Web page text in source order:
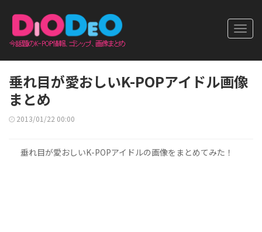
垂れ目が愛おしいK-POPアイドル画像
まとめ
2013/01/22 00:00
垂れ目が愛おしいK-POPアイドルの画像をまとめてみた！